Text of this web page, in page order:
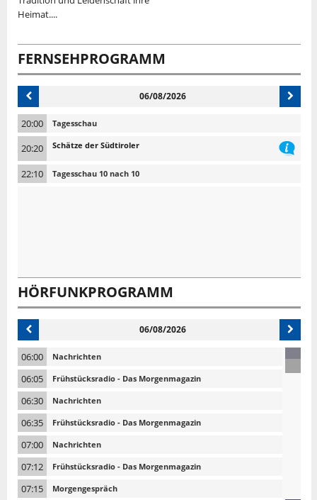
Heimat....
FERNSEHPROGRAMM
06/08/2026
20:00 Tagesschau
20:20 Schätze der Südtiroler
22:10 Tagesschau 10 nach 10
HÖRFUNKPROGRAMM
06/08/2026
06:00 Nachrichten
06:05 Frühstücksradio - Das Morgenmagazin
06:30 Nachrichten
06:35 Frühstücksradio - Das Morgenmagazin
07:00 Nachrichten
07:12 Frühstücksradio - Das Morgenmagazin
07:15 Morgengespräch